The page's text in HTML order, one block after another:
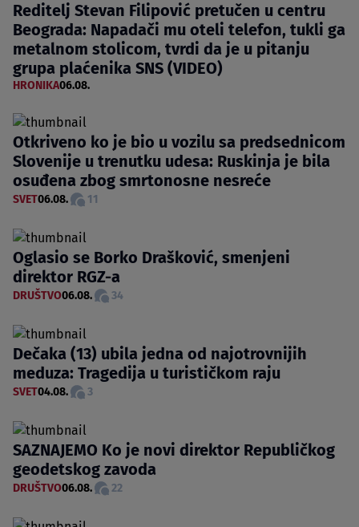
Reditelj Stevan Filipović pretučen u centru
Beograda: Napadači mu oteli telefon, tukli ga
metalnom stolicom, tvrdi da je u pitanju
grupa plaćenika SNS (VIDEO)
HRONIKA06.08.
Otkriveno ko je bio u vozilu sa predsednicom
Slovenije u trenutku udesa: Ruskinja je bila
osuđena zbog smrtonosne nesreće
SVET06.08. 11
Oglasio se Borko Drašković, smenjeni
direktor RGZ-a
DRUŠTVO06.08. 34
Dečaka (13) ubila jedna od najotrovnijih
meduza: Tragedija u turističkom raju
SVET04.08. 3
SAZNAJEMO Ko je novi direktor Republičkog
geodetskog zavoda
DRUŠTVO06.08. 22